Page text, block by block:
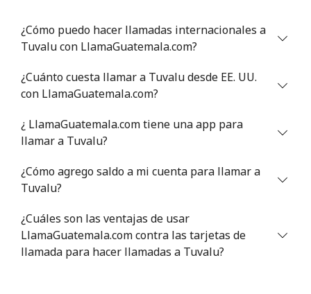
Celular ⁦30.9¢⁩ 32 min por ⁦$10⁩
Celular ⁦150.9¢⁩
Turkey
Línea fija ⁦5.9¢⁩
Celular ⁦40.9¢⁩ 24 min por ⁦$10⁩
¿Cómo puedo hacer llamadas internacionales a
Tuvalu con LlamaGuatemala.com?
¿Cuánto cuesta llamar a Tuvalu desde EE. UU.
con LlamaGuatemala.com?
¿ LlamaGuatemala.com tiene una app para
llamar a Tuvalu?
¿Cómo agrego saldo a mi cuenta para llamar a
Tuvalu?
¿Cuáles son las ventajas de usar
LlamaGuatemala.com contra las tarjetas de
llamada para hacer llamadas a Tuvalu?